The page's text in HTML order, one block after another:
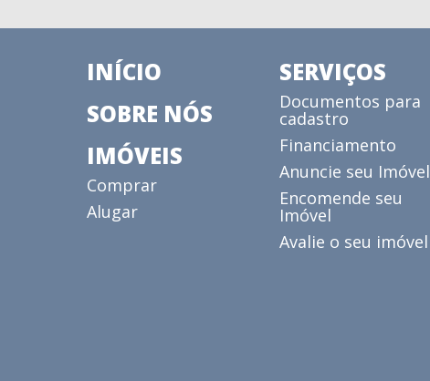
INÍCIO
SOBRE NÓS
IMÓVEIS
Comprar
Alugar
SERVIÇOS
Documentos para
cadastro
Financiamento
Anuncie seu Imóvel
Encomende seu
Imóvel
Avalie o seu imóvel